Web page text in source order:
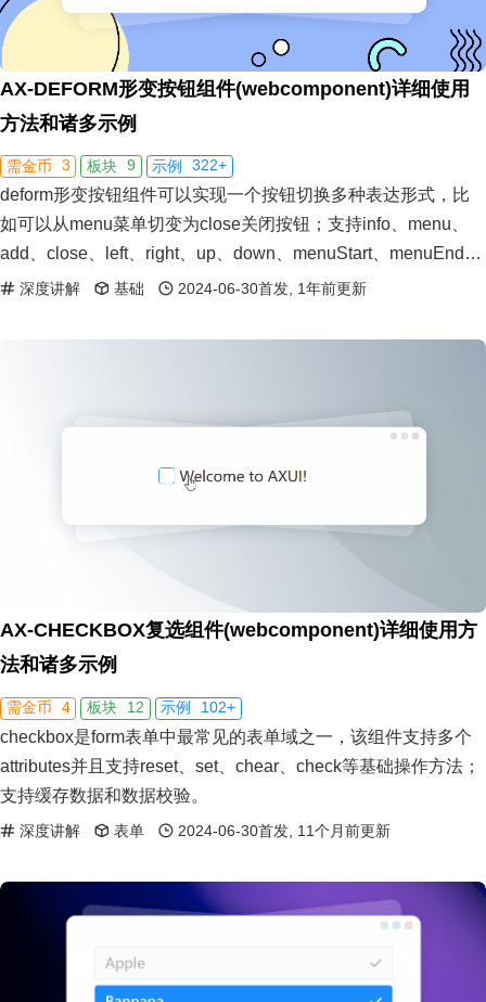
AX-DEFORM形变按钮组件(webcomponent)详细使用
方法和诸多示例
需金币 3 板块 9 示例 322+
deform形变按钮组件可以实现一个按钮切换多种表达形式，比
如可以从menu菜单切变为close关闭按钮；支持info、menu、
add、close、left、right、up、down、menuStart、menuEnd表
单形式；支持多种主题风格。
深度讲解 基础 2024-06-30首发, 1年前更新
AX-CHECKBOX复选组件(webcomponent)详细使用方
法和诸多示例
需金币 4 板块 12 示例 102+
checkbox是form表单中最常见的表单域之一，该组件支持多个
attributes并且支持reset、set、chear、check等基础操作方法；
支持缓存数据和数据校验。
深度讲解 表单 2024-06-30首发, 11个月前更新